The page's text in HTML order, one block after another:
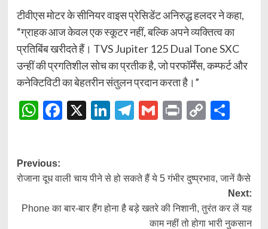
टीवीएस मोटर के सीनियर वाइस प्रेसिडेंट अनिरुद्ध हलदर ने कहा,
“ग्राहक आज केवल एक स्कूटर नहीं, बल्कि अपने व्यक्तित्व का
प्रतिबिंब खरीदते हैं। TVS Jupiter 125 Dual Tone SXC
उन्हीं की प्रगतिशील सोच का प्रतीक है, जो परफॉर्मेंस, कम्फर्ट और
कनेक्टिविटी का बेहतरीन संतुलन प्रदान करता है।”
WhatsApp
Facebook
X LinkedIn
Telegram
Gmail
Print
Copy
Post
navigation
Previous:
रोजाना दूध वाली चाय पीने से हो सकते हैं ये 5 गंभीर दुष्प्रभाव, जानें कैसे
Next:
Phone का बार-बार हैंग होना है बड़े खतरे की निशानी, तुरंत कर लें यह
काम नहीं तो होगा भारी नुकसान